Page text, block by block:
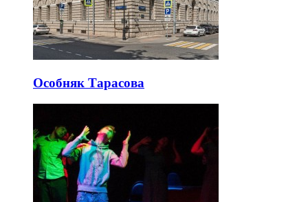
Особняк Тарасова